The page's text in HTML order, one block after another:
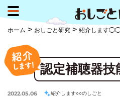
ホーム > おしごと研究 > 紹介します◯◯
認定補聴器技
2022.05.06 紹介します○○のしごと